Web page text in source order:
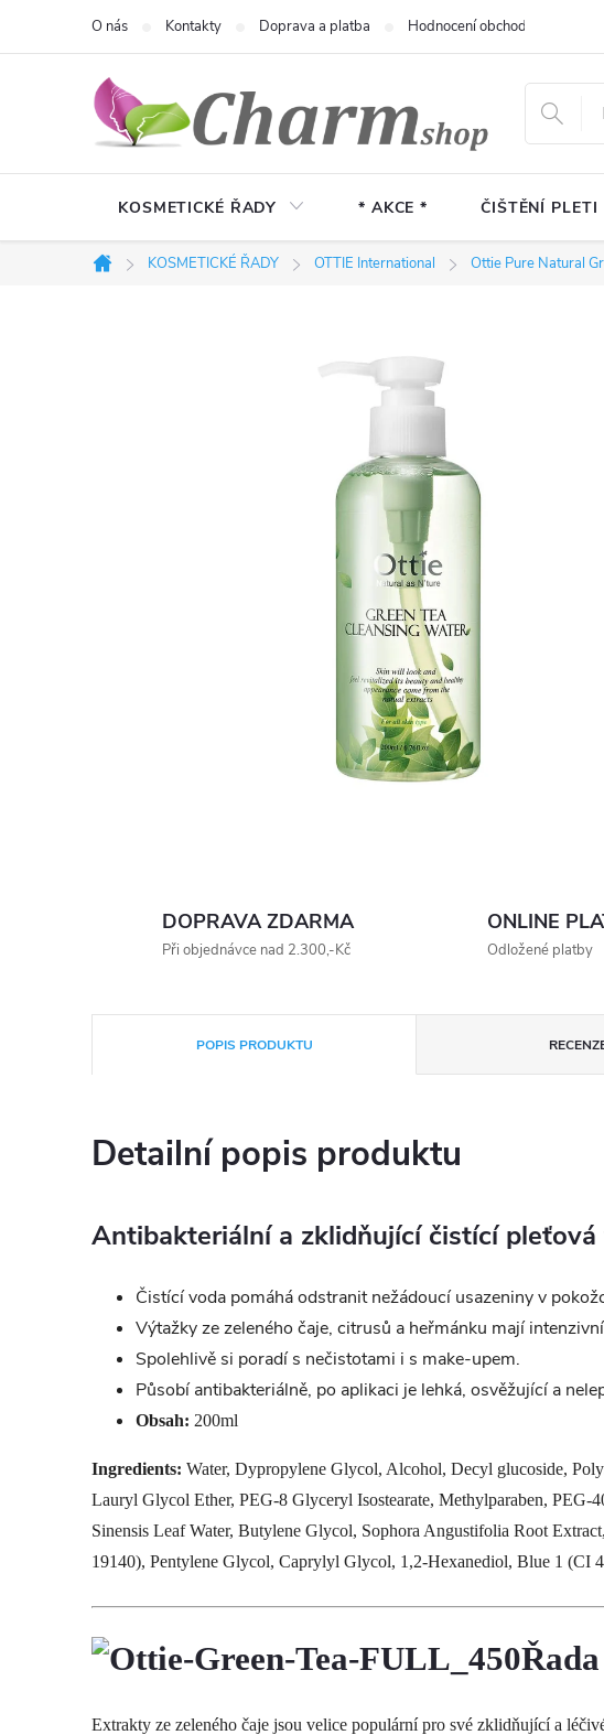
O nás Kontakty Doprava a platba Hodnocení obchodu
KOSMETICKÉ ŘADY * AKCE * ČIŠTĚNÍ PLETI
Domů
KOSMETICKÉ ŘADY OTTIE International Ottie Pure Natural
DOPRAVA ZDARMA
Při objednávce nad 2.300,-Kč
ONLINE
Odložené platby
POPIS PRODUKTU
Detailní popis produktu
Antibakteriální a zklidňující čistící pleťová
Čistící voda pomáhá odstranit nežádoucí usazeniny v
Výtažky ze zeleného čaje, citrusů a heřmánku mají
Spolehlivě si poradí s nečistotami i s make-upem.
Působí antibakteriálně, po aplikaci je lehká, osvěžující a
Obsah: 200ml
Ingredients: Water, Dypropylene Glycol, Alcohol, Decyl glucoside,
Lauryl Glycol Ether, PEG-8 Glyceryl Isostearate, Methylparaben,
Sinensis Leaf Water, Butylene Glycol, Sophora Angustifolia Root
19140), Pentylene Glycol, Caprylyl Glycol, 1,2-Hexanediol, Blue 1 (CI
Extrakty ze zeleného čaje jsou velice populární pro své zklidňující a